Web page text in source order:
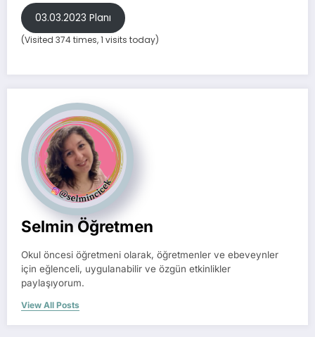
03.03.2023 Planı
(Visited 374 times, 1 visits today)
Selmin Öğretmen
Okul öncesi öğretmeni olarak, öğretmenler ve ebeveynler
için eğlenceli, uygulanabilir ve özgün etkinlikler
paylaşıyorum.
View All Posts